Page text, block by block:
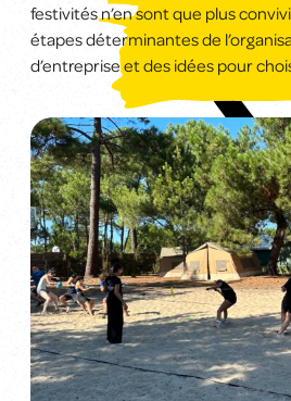
festivités n’en sont que plus
étapes déterminantes de
d’entreprise et des idées pour